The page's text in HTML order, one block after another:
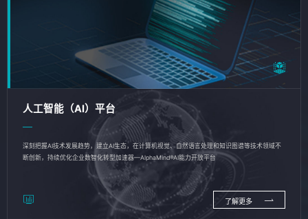
人工智能（AI）平台
深刻把握AI技术发展趋势，建立AI生态，在计算机视觉、自然语言处理和知识图谱等技术领域不
断创新，持续优化企业数智化转型加速器—AlphaMind®AI能力开放平台
了解更多